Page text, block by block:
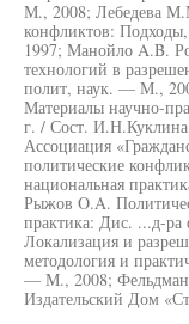
М., 2008; Лебедева
конфликтов:
1997; Манойло A.B.
технологий в
полит, наук. — М.,
Материалы научно-
г. / Сост.
Ассоциация
политические
национальная
Рыжов O.A.
практика: Дис. ...д-
Локализация и
методология и
— М., 2008;
Издательский Дом